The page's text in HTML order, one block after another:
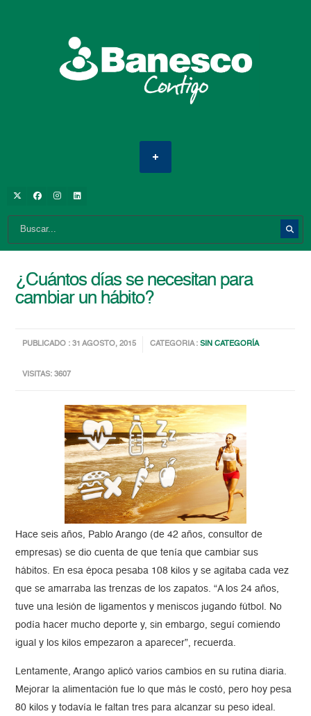
¿Cuántos días se necesitan para
cambiar un hábito?
PUBLICADO : 31 AGOSTO, 2015 CATEGORIA :SIN CATEGORÍA
VISITAS: 3607
Hace seis años, Pablo Arango (de 42 años, consultor de
empresas) se dio cuenta de que tenía que cambiar sus
hábitos. En esa época pesaba 108 kilos y se agitaba cada vez
que se amarraba las trenzas de los zapatos. “A los 24 años,
tuve una lesión de ligamentos y meniscos jugando fútbol. No
podía hacer mucho deporte y, sin embargo, seguí comiendo
igual y los kilos empezaron a aparecer”, recuerda.
Lentamente, Arango aplicó varios cambios en su rutina diaria.
Mejorar la alimentación fue lo que más le costó, pero hoy pesa
80 kilos y todavía le faltan tres para alcanzar su peso ideal.